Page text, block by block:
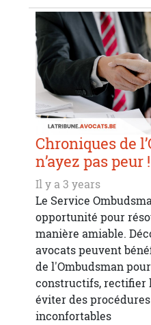
Chroniques de
n’ayez pas peur !
Il y a 3 years
Le Service
opportunité pour
manière amiable.
avocats peuvent
de l'Ombudsman
constructifs, rectifier
éviter des
inconfortables